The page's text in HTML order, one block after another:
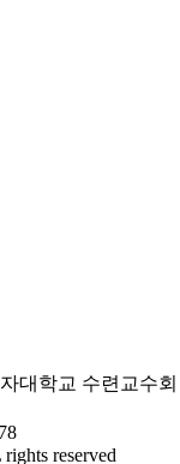
대학교 수련교수회
reserved